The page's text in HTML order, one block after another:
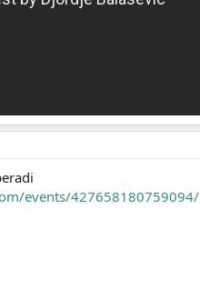
events/427658180759094/